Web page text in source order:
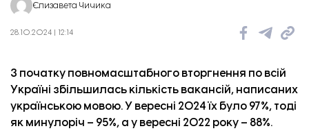
Єлизавета Чичика
28.10.2024 | 12:14
З початку повномасштабного вторгнення по всій
Україні збільшилась кількість вакансій, написаних
українською мовою. У вересні 2024 їх було 97%, тоді
як минулоріч – 95%, а у вересні 2022 року – 88%.